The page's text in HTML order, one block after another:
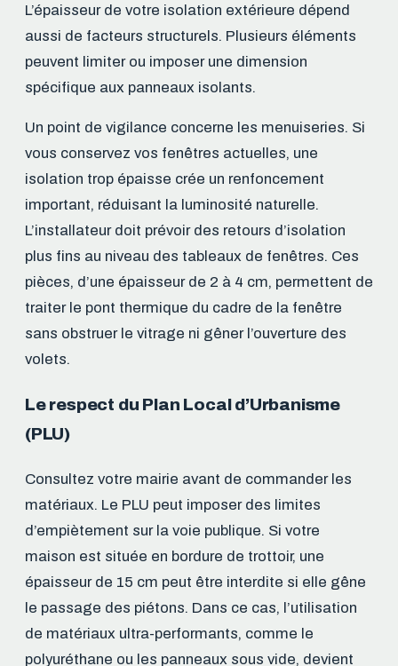
L’épaisseur de votre isolation extérieure dépend
aussi de facteurs structurels. Plusieurs éléments
peuvent limiter ou imposer une dimension
spécifique aux panneaux isolants.
Un point de vigilance concerne les menuiseries. Si
vous conservez vos fenêtres actuelles, une
isolation trop épaisse crée un renfoncement
important, réduisant la luminosité naturelle.
L’installateur doit prévoir des retours d’isolation
plus fins au niveau des tableaux de fenêtres. Ces
pièces, d’une épaisseur de 2 à 4 cm, permettent de
traiter le pont thermique du cadre de la fenêtre
sans obstruer le vitrage ni gêner l’ouverture des
volets.
Le respect du Plan Local d’Urbanisme
(PLU)
Consultez votre mairie avant de commander les
matériaux. Le PLU peut imposer des limites
d’empiètement sur la voie publique. Si votre
maison est située en bordure de trottoir, une
épaisseur de 15 cm peut être interdite si elle gêne
le passage des piétons. Dans ce cas, l’utilisation
de matériaux ultra-performants, comme le
polyuréthane ou les panneaux sous vide, devient